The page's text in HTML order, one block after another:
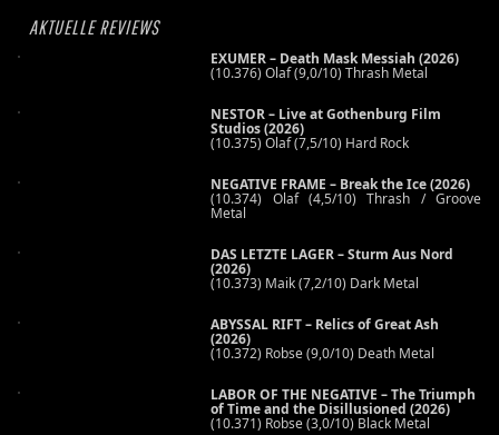
AKTUELLE REVIEWS
EXUMER – Death Mask Messiah (2026)
(10.376) Olaf (9,0/10) Thrash Metal
NESTOR – Live at Gothenburg Film
Studios (2026)
(10.375) Olaf (7,5/10) Hard Rock
NEGATIVE FRAME – Break the Ice (2026)
(10.374) Olaf (4,5/10) Thrash / Groove
Metal
DAS LETZTE LAGER – Sturm Aus Nord
(2026)
(10.373) Maik (7,2/10) Dark Metal
ABYSSAL RIFT – Relics of Great Ash
(2026)
(10.372) Robse (9,0/10) Death Metal
LABOR OF THE NEGATIVE – The Triumph
of Time and the Disillusioned (2026)
(10.371) Robse (3,0/10) Black Metal